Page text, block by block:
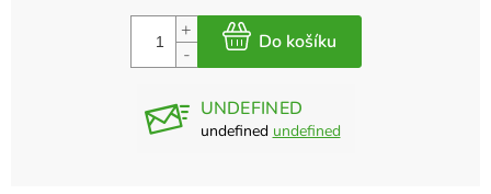
UNDEFINED
undefined undefined